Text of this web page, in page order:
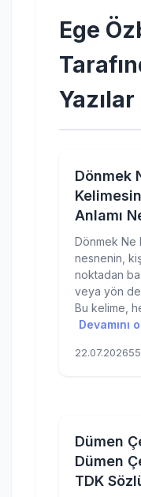
Ege
Yazılar
Dönmek
Anlamı
Dönmek Ne
nesnenin,
noktadan
veya yön
Bu kelime,
Devamını
22.07.2026
Dümen
Dümen
TDK